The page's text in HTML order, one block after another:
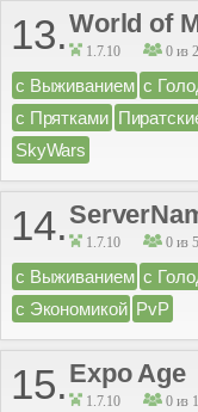
13.World of
1.7.10 0 из
с Выживанием с
с Прятками
SkyWars
14. 1.7.10 0 из
с Выживанием с
с Экономикой PvP
15. Expo Age
1.7.10 0 из